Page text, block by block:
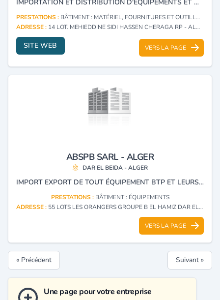
IMPORTATION ET DISTRIBUTION D'ÉQUIPEMENTS ET OUTILLAGES PROFESSIONNELS POUR LA CONSTRUCTION ET LA FIXATION.
PRESTATIONS : BÂTIMENT : MATÉRIEL, FOURNITURES ET OUTILLAGE
ADRESSE : 14 LOT. MEHIEDDINE SIDI HASSEN CHERAGA RP - ALGER
SITE WEB VERS LA PAGE
ABSPB SARL - ALGER
DAR EL BEIDA - ALGER
IMPORT EXPORT DE TOUT ÉQUIPEMENT BTP ET LEURS PIÈCES DE RECHANGES
PRESTATIONS : BÂTIMENT : ÉQUIPEMENTS
ADRESSE : 55 LOTS LES ORANGERS GROUPE B EL HAMIZ DAR EL BEIDA - ALGER
VERS LA PAGE
« Précédent Suivant »
Une page pour votre entreprise